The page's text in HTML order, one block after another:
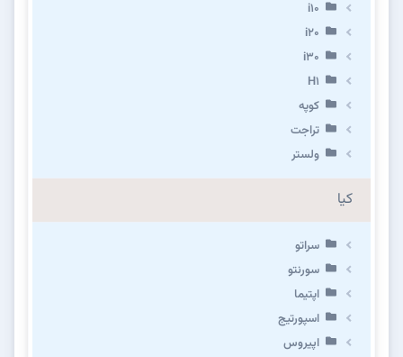
i10
i20
i30
H1
کوپه
تراجت
ولستر
کیا
سراتو
سورنتو
اپتیما
اسپورتیج
اپیروس